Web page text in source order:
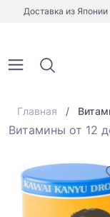
Доставка из
Главная
Витамины от 12